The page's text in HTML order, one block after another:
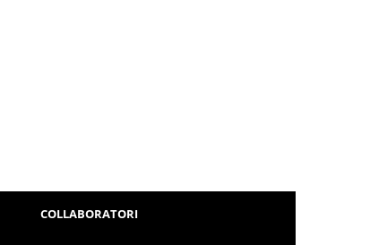
COLLABORATORI